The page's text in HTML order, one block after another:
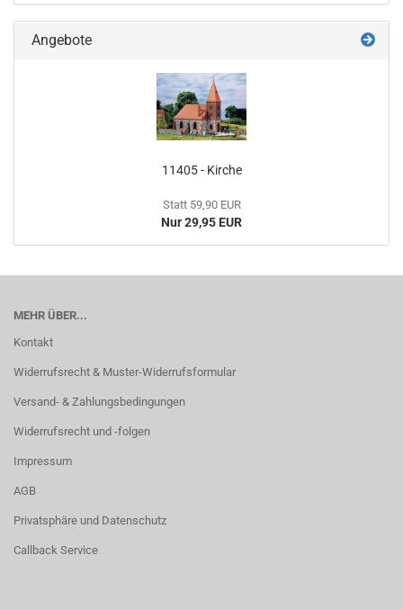
Angebote
11405 - Kirche
Statt 59,90 EUR
Nur 29,95 EUR
MEHR ÜBER...
Kontakt
Widerrufsrecht & Muster-Widerrufsformular
Versand- & Zahlungsbedingungen
Widerrufsrecht und -folgen
Impressum
AGB
Privatsphäre und Datenschutz
Callback Service